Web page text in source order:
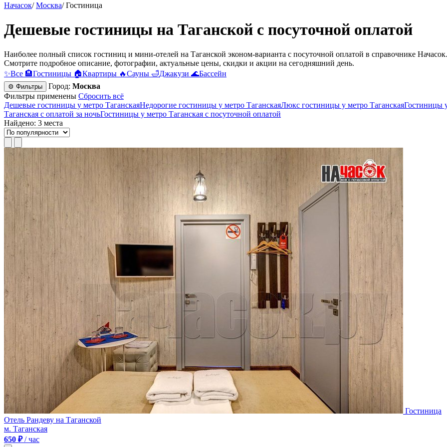
Начасок/ Москва/ Гостиница
Дешевые гостиницы на Таганской c посуточной оплатой
Наиболее полный список гостиниц и мини-отелей на Таганской эконом-варианта c посуточной оплатой в справочнике
Смотрите подробное описание, фотографии, актуальные цены, скидки и акции на сегодняшний день.
✨Все 🏨Гостиницы 🏠Квартиры 🔥Сауны 🛁Джакузи 🌊Бассейн
⚙ Фильтры Город: Москва
Фильтры применены Сбросить всё
Дешевые гостиницы у метро ТаганскаяНедорогие гостиницы у метро ТаганскаяЛюкс гостиницы у метро ТаганскаяГостиницы
Таганская с оплатой за ночьГостиницы у метро Таганская c посуточной оплатой
Найдено: 3 места
Гостиница
Отель Рандеву на Таганской
м. Таганская
650 ₽/ час